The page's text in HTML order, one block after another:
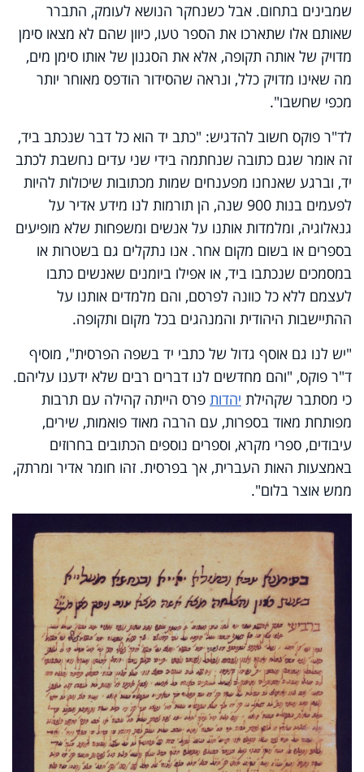
שמבינים בתחום. אבל כשנחקר הנושא לעומק, התברר
שאותם אלו שתארכו את הספר טעו, כיוון שהם לא מצאו סימן
מדויק של אותה תקופה, אלא את הסגנון של אותו סימן מים,
מה שאינו מדויק כלל, ונראה שהסידור הודפס מאוחר יותר
מכפי שחשבו".
לד"ר פוקס חשוב להדגיש: "כתב יד הוא כל דבר שנכתב ביד,
זה אומר שגם כתובה שנחתמה בידי שני עדים נחשבת לכתב
יד, וברגע שאנחנו מפענחים שמות מכתובות שיכולות להיות
לפעמים בנות 900 שנה, הן תורמות לנו מידע אדיר על
גנאלוגיה, ומלמדות אותנו על אנשים ומשפחות שלא מופיעים
בספרים או בשום מקום אחר. אנו נתקלים גם בשטרות או
במסמכים שנכתבו ביד, או אפילו ביומנים שאנשים כתבו
לעצמם ללא כל כוונה לפרסם, והם מלמדים אותנו על
ההתיישבות היהודית והמנהגים בכל מקום ותקופה.
"יש לנו גם אוסף גדול של כתבי יד בשפה הפרסית", מוסיף
ד"ר פוקס, "והם מחדשים לנו דברים רבים שלא ידענו עליהם.
כי מסתבר שקהילת יהדות פרס הייתה קהילה עם תרבות
מפותחת מאוד בספרות, עם הרבה מאוד פואמות, שירים,
עיבודים, ספרי מקרא, וספרים נוספים הכתובים בחרוזים
באמצעות האות העברית, אך בפרסית. זהו חומר אדיר ומרתק,
ממש אוצר בלום".